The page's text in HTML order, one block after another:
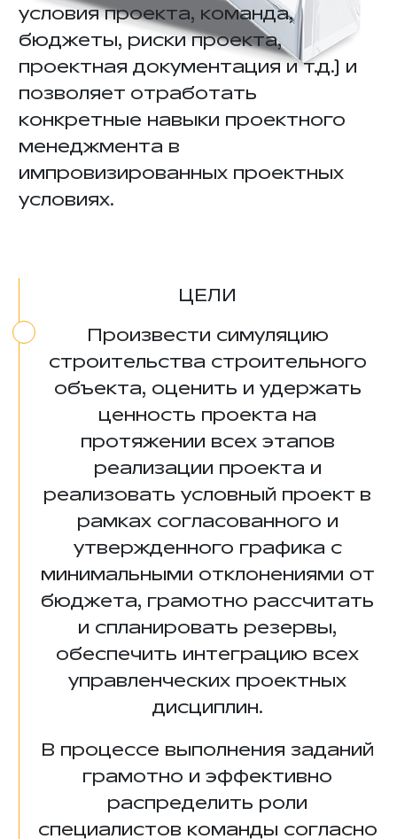
условия проекта, команда,
бюджеты, риски проекта,
проектная документация и т.д.) и
позволяет отработать
конкретные навыки проектного
менеджмента в
импровизированных проектных
условиях.
ЦЕЛИ
Произвести симуляцию
строительства строительного
объекта, оценить и удержать
ценность проекта на
протяжении всех этапов
реализации проекта и
реализовать условный проект в
рамках согласованного и
утвержденного графика с
минимальными отклонениями от
бюджета, грамотно рассчитать
и спланировать резервы,
обеспечить интеграцию всех
управленческих проектных
дисциплин.
В процессе выполнения заданий
грамотно и эффективно
распределить роли
специалистов команды согласно